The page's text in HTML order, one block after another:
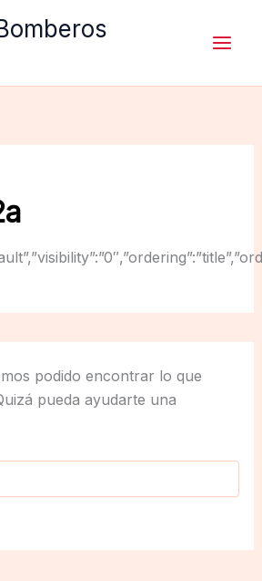
podido encontrar lo que
pueda ayudarte una